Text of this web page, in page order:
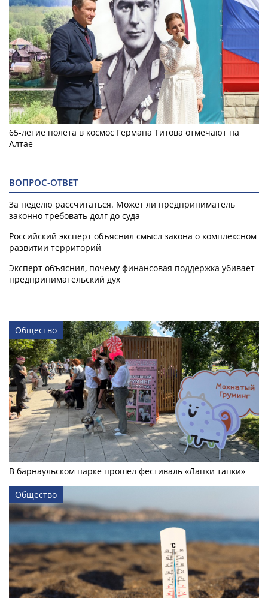
65-летие полета в космос Германа Титова отмечают на
Алтае
ВОПРОС-ОТВЕТ
За неделю рассчитаться. Может ли предприниматель
законно требовать долг до суда
Российский эксперт объяснил смысл закона о комплексном
развитии территорий
Эксперт объяснил, почему финансовая поддержка убивает
предпринимательский дух
Общество
В барнаульском парке прошел фестиваль «Лапки тапки»
Общество